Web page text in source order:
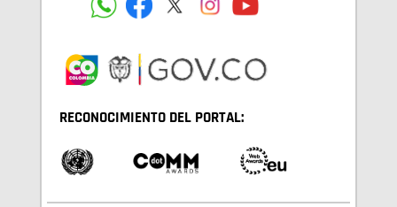
RECONOCIMIENTO DEL PORTAL: